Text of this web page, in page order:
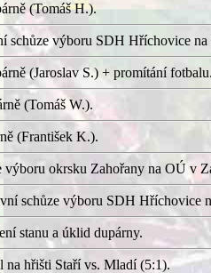
(Tomáš H.).
schůze výboru SDH Hříchovice na
(Jaroslav S.) + promítání fotbalu.
(Tomáš W.).
(František K.).
výboru okrsku Zahořany na OÚ v
schůze výboru SDH Hříchovice
stanu a úklid dupárny.
hřišti Staří vs. Mladí (5:1).